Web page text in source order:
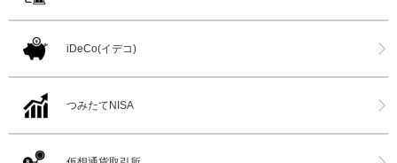
iDeCo(イデコ)
つみたてNISA